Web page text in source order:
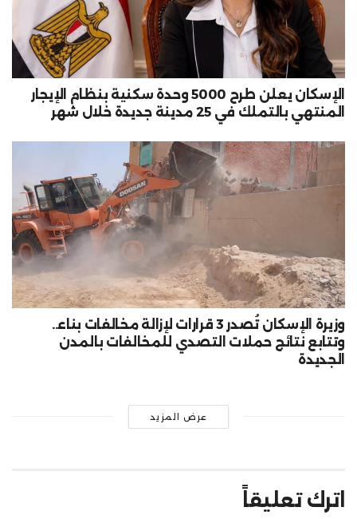
الإسكان يعلن طرح 5000 وحدة سكنية بنظام الإيجار
المنتهي بالتملك في 25 مدينة جديدة خلال شهر
وزيرة الإسكان تُصدر 3 قرارات لإزالة مخالفات بناء..
وتتابع نتائج حملات التصدي للمخالفات بالمدن
الجديدة
عرض المزيد
اترك تعليقاً